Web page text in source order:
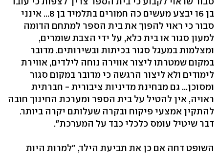
בן 16 יבצע מעשים כה חמורים בתלמיד בן 8... אינני
סבור כי ראוי להפוך את בית הספר למתחם הדומה
למעון סגור או בית כלא, על ידי הצבת שומרים,
ומצלמות במעגל סגור בכיתות ובשירותים. מדובר
במקום שמטרתו ליצור אווירה נוחה לילדים, אווירת
לימודים ולא ליצור הרגשה כי מדובר במקום סגור
ומסוכן... גם מבחינת מדיניות ציבורית - חברתית
ראויה, אין להטיל על בית הספר ומערכת החינוך חובה
להתקין אמצעי פיקוח ובקרה שעלותם יקרה ביותר.
דבר שיטיל עומס כלכלי כבד על המערכת".
השופט דחה אם כן את תביעת הילד, "למרות היות